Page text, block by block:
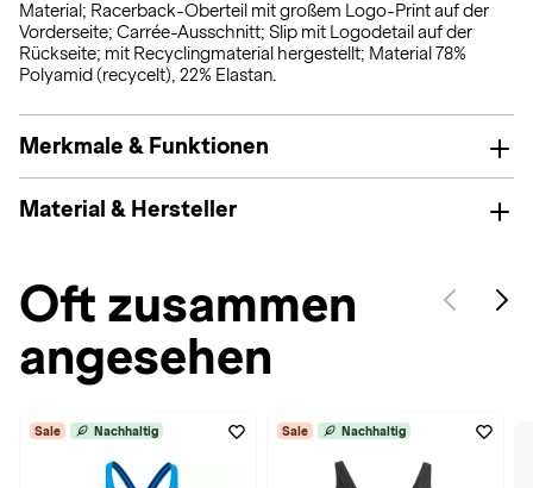
Material; Racerback-Oberteil mit großem Logo-Print auf der
Vorderseite; Carrée-Ausschnitt; Slip mit Logodetail auf der
Rückseite; mit Recyclingmaterial hergestellt; Material 78%
Polyamid (recycelt), 22% Elastan.
Merkmale & Funktionen
Material & Hersteller
Oft zusammen
angesehen
Sale Nachhaltig Sale Nachhaltig